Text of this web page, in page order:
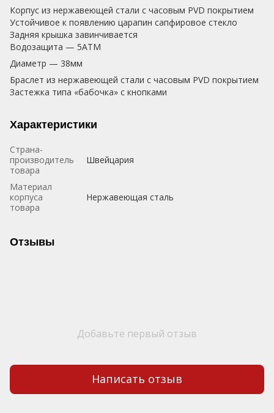
Корпус из нержавеющей стали с часовым PVD покрытием
Устойчивое к появлению царапин сапфировое стекло
Задняя крышка завинчивается
Водозащита — 5АТМ
Диаметр — 38мм
Браслет из нержавеющей стали с часовым PVD покрытием
Застежка типа «бабочка» с кнопками
Характеристики
Страна-
производитель
товара
Швейцария
Материал
корпуса
товара
Нержавеющая сталь
Отзывы
Добавьте первый отзыв
Написать отзыв